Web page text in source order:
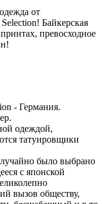
от
Байкерская
превосходное
- Германия.
одеждой,
татуировщики
было выбрано
с японской
вызов обществу,